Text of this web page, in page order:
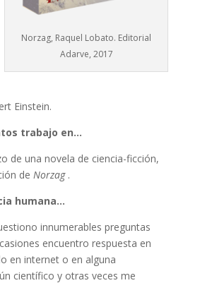
Norzag, Raquel Lobato. Editorial
Adarve, 2017
Einstein.
trabajo en…
de una novela de ciencia-ficción,
de Norzag.
humana…
innumerables preguntas
encuentro respuesta en
en internet o en alguna
científico y otras veces me